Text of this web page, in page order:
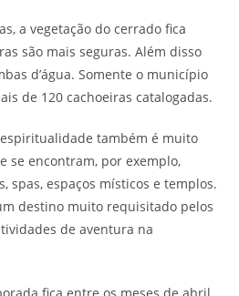
a vegetação do cerrado fica
são mais seguras. Além disso
d’água. Somente o município
de 120 cachoeiras catalogadas.
também é muito
se encontram, por exemplo,
spas, espaços místicos e templos.
destino muito requisitado pelos
de aventura na